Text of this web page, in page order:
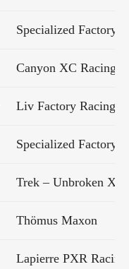
Specialized Factory
Canyon XC Racing
Liv Factory Racing
Specialized Factory
Trek – Unbroken XC
Thömus Maxon
Lapierre PXR Racing